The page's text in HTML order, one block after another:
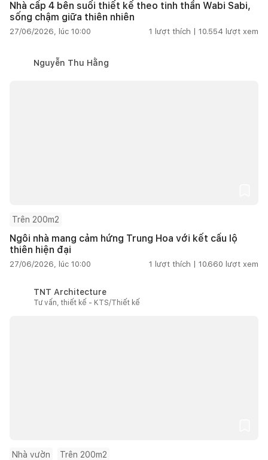
Nhà cấp 4 bên suối thiết kế theo tinh thần Wabi Sabi,
sống chậm giữa thiên nhiên
27/06/2026, lúc 10:00 1 lượt thích | 10.554 lượt xem
Nguyễn Thu Hằng
Trên 200m2
Ngôi nhà mang cảm hứng Trung Hoa với kết cấu lộ
thiên hiện đại
27/06/2026, lúc 10:00 1 lượt thích | 10.660 lượt xem
TNT Architecture
Tư vấn, thiết kế - KTS/Thiết kế
Nhà vườn Trên 200m2